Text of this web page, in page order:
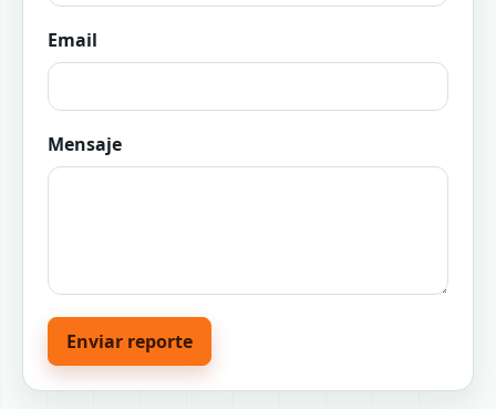
Email
Mensaje
Enviar reporte